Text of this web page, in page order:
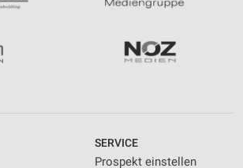
SERVICE
Prospekt einstellen